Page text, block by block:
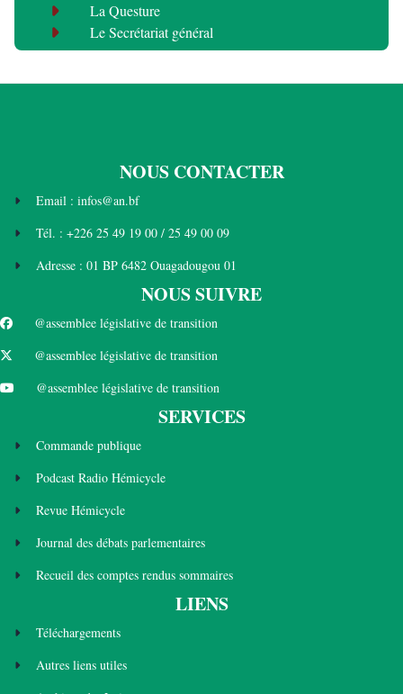
La Questure
Le Secrétariat général
NOUS CONTACTER
Email : infos@an.bf
Tél. : +226 25 49 19 00 / 25 49 00 09
Adresse : 01 BP 6482 Ouagadougou 01
NOUS SUIVRE
@assemblee législative de transition
@assemblee législative de transition
@assemblee législative de transition
SERVICES
Commande publique
Podcast Radio Hémicycle
Revue Hémicycle
Journal des débats parlementaires
Recueil des comptes rendus sommaires
LIENS
Téléchargements
Autres liens utiles